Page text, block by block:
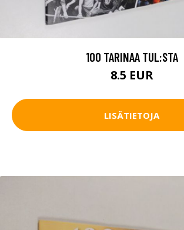
100 TARINAA TUL:STA
8.5 EUR
LISÄTIETOJA